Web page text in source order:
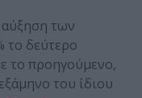
των
το δεύτερο
το προηγούμενο,
του ίδιου